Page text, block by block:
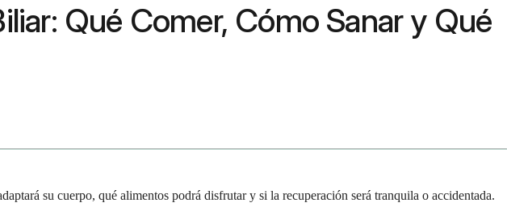
Qué Comer, Cómo Sanar y Qué
su cuerpo, qué alimentos podrá disfrutar y si la recuperación será tranquila o accidentada.